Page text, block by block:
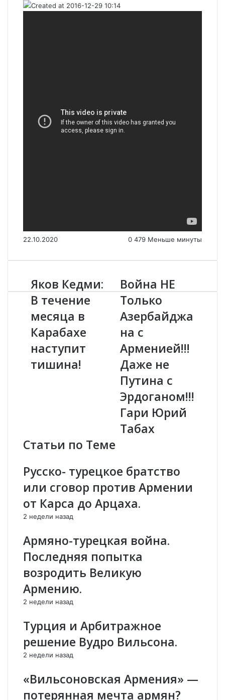
22.10.2020 0 479 Меньше минуты
Я
к
о
в
К
е
м
и
и
м
е
с
я
К
а
а
б
а
н
а
п
и
Яков Кедми:
В течение
месяца в
Карабахе
наступит
тишина!
В
о
н
а
Н
Е
Т
о
л
ь
к
о
А
з
а
д
ж
с
А
м
й
!
ж
Война НЕ
Только
Азербайджа
на с
Арменией!!!
Даже не
Путина с
Эрдоганом!!!
Гари Юрий
Табах
Статьи по Теме
Русско- турецкое братство
или сговор против Армении
от Карса до Арцаха.
2 недели назад
Армяно-турецкая война.
Последняя попытка
возродить Великую
Армению.
2 недели назад
Турция и Арбитражное
решение Вудро Вильсона.
2 недели назад
«Вильсоновская Армения» —
потерянная мечта армян?